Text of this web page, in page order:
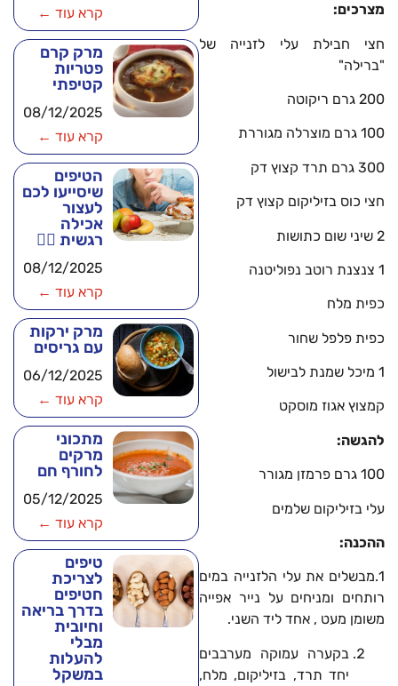
מצרכים:
חצי חבילת עלי לזנייה של
"ברילה"
200 גרם ריקוטה
100 גרם מוצרלה מגוררת
300 גרם תרד קצוץ דק
חצי כוס בזיליקום קצוץ דק
2 שיני שום כתושות
1 צנצנת רוטב נפוליטנה
כפית מלח
כפית פלפל שחור
1 מיכל שמנת לבישול
קמצוץ אגוז מוסקט
להגשה:
100 גרם פרמזן מגורר
עלי בזיליקום שלמים
ההכנה:
1.מבשלים את עלי הלזנייה במים
רותחים ומניחים על נייר אפייה
משומן מעט , אחד ליד השני.
בקערה עמוקה מערבבים
יחד תרד, בזיליקום, מלח,
קרא עוד ←
מרק קרם
פטריות
קטיפתי
08/12/2025
קרא עוד ←
הטיפים
שיסייעו לכם
לעצור
אכילה
רגשית 🧘‍♂️
08/12/2025
קרא עוד ←
מרק ירקות
עם גריסים
06/12/2025
קרא עוד ←
מתכוני
מרקים
לחורף חם
05/12/2025
קרא עוד ←
טיפים
לצריכת
חטיפים
בדרך בריאה
וחיובית
מבלי
להעלות
במשקל